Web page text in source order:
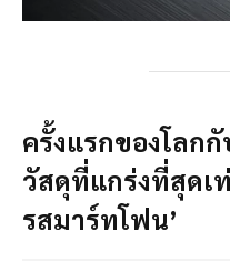
ครั้งแรกของโลกกั
วัสดุที่แกร่งที่สุดเ
รสมาร์ทโฟน’